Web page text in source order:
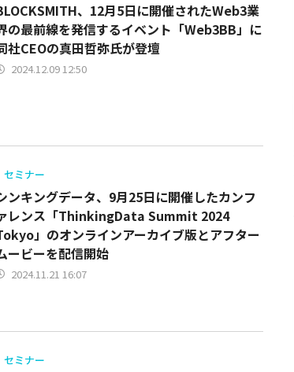
、12月5日に開催されたWeb3業
の最前線を発信するイベント「Web3BB」に
社CEOの真田哲弥氏が登壇
2024.12.09 12:50
セミナー
ンキングデータ、9月25日に開催したカンフ
レンス「ThinkingData Summit 2024
」のオンラインアーカイブ版とアフター
ービーを配信開始
2024.11.21 16:07
セミナー